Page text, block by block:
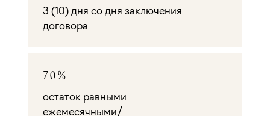
3 (10) дня со дня заключения
договора
70%
остаток равными
ежемесячными/